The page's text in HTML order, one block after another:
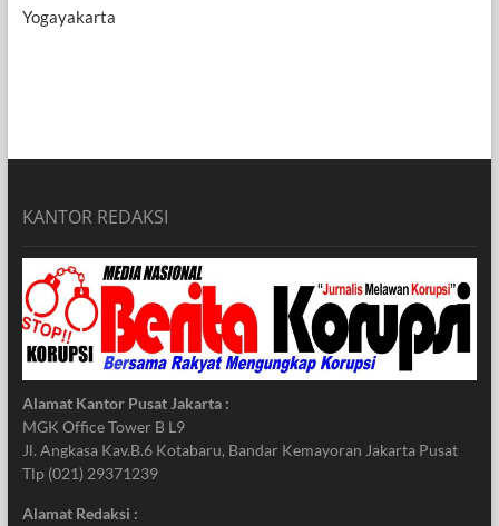
Yogayakarta
KANTOR REDAKSI
Alamat Kantor Pusat Jakarta :
MGK Office Tower B L9
Jl. Angkasa Kav.B.6 Kotabaru, Bandar Kemayoran Jakarta Pusat
Tlp (021) 29371239
Alamat Redaksi :